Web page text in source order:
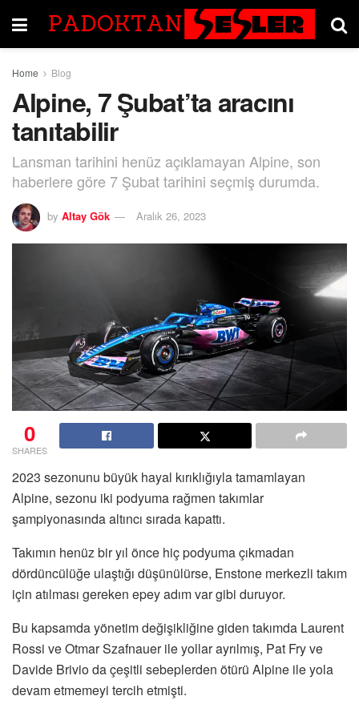
Home Blog
Alpine, 7 Şubat’ta aracını
tanıtabilir
Lansman tarihini henüz açıklamayan Alpine, son
haberlere göre 7 Şubat tarihini seçmiş durumda.
by Altay Gök Aralık 26, 2023
0
SHARES
2023 sezonunu büyük hayal kırıklığıyla tamamlayan
Alpine, sezonu iki podyuma rağmen takımlar
şampiyonasında altıncı sırada kapattı.
Takımın henüz bir yıl önce hiç podyuma çıkmadan
dördüncülüğe ulaştığı düşünülürse, Enstone merkezli takım
için atılması gereken epey adım var gibi duruyor.
Bu kapsamda yönetim değişikliğine giden takımda Laurent
Rossi ve Otmar Szafnauer ile yollar ayrılmış, Pat Fry ve
Davide Brivio da çeşitli sebeplerden ötürü Alpine ile yola
devam etmemeyi tercih etmişti.